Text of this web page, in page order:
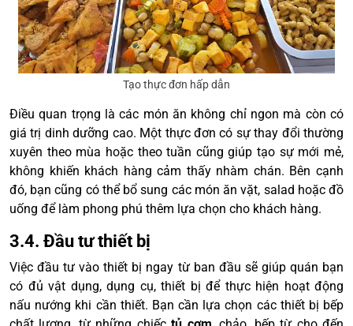
Tạo thực đơn hấp dẫn
Điều quan trọng là các món ăn không chỉ ngon mà còn có
giá trị dinh dưỡng cao. Một thực đơn có sự thay đổi thường
xuyên theo mùa hoặc theo tuần cũng giúp tạo sự mới mẻ,
không khiến khách hàng cảm thấy nhàm chán. Bên cạnh
đó, bạn cũng có thể bổ sung các món ăn vặt, salad hoặc đồ
uống để làm phong phú thêm lựa chọn cho khách hàng.
3.4. Đầu tư thiết bị
Việc đầu tư vào thiết bị ngay từ ban đầu sẽ giúp quán bạn
có đủ vật dụng, dụng cụ, thiết bị để thực hiện hoạt động
nấu nướng khi cần thiết. Bạn cần lựa chọn các thiết bị bếp